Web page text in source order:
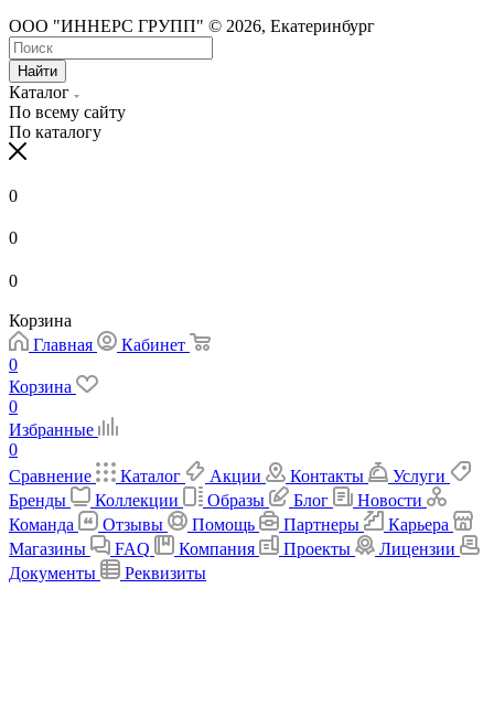
ООО "ИННЕРС ГРУПП" © 2026, Екатеринбург
Найти
Каталог
По всему сайту
По каталогу
0
0
0
Корзина
Главная
Кабинет
0
Корзина
0
Избранные
0
Сравнение
Каталог Акции Контакты
Услуги
Бренды
Коллекции Образы Блог
Новости
Команда
Отзывы Помощь Партнеры
Карьера
Магазины
FAQ Компания Проекты
Лицензии
Документы
Реквизиты